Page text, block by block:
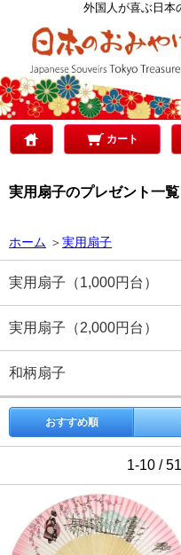
外国人が喜ぶ日本
カート
実用扇子のプレゼント一覧
ホーム ＞実用扇子
実用扇子（1,000円台）
実用扇子（2,000円台）
和柄扇子
おすすめ順
1-10 / 51